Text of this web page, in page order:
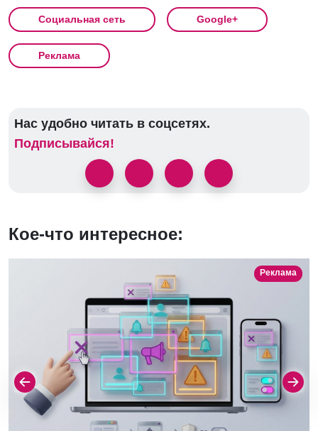
Социальная сеть Google+
Реклама
Нас удобно читать в соцсетях.
Подписывайся!
Кое-что интересное:
Реклама